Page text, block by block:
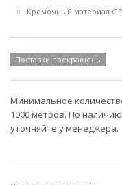
Кромочный материал
Поставки прекращены
Минимальное
1000 метров. По
уточняйте у менеджера.